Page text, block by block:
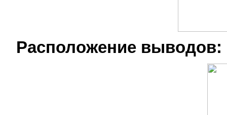
Расположение выводов: